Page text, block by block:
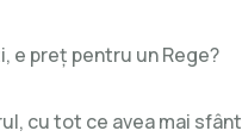
e preț pentru un Rege?
cu tot ce avea mai sfânt